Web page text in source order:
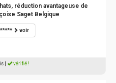
réduction avantageuse de
Saget Belgique
voir
vérifié !